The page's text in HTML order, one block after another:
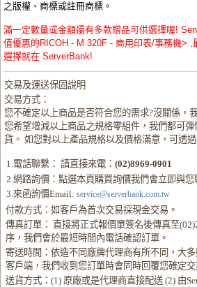
之版權、商標或註冊商標。
滿一定數量或金額還有多款贈品可供選擇喔!
值優惠的RICOH - M 320F - 商用印表/事務機> ,
選擇就在 ServerBank!
交易及運送保固說明
交易方式：
您不確定以上商品是否符合您的需求?沒關係，
您希望增減以上商品之規格零組件，我們都可
貨。 如您對以上產品規格以及價格滿意，可透
1.電話聯繫： 請直接來電：(02)8969-0901
2.網路詢價：點選本頁購買詢價我們會立即與您
3.來函詢價Email: service@serverbank.com.tw
付款方式：如客戶為首次交易採現金交易。
傳真訂單： 直接將正式報價單簽名後傳真至
序，我們會於最短時間內電話確認訂單。
寄送時間：依造不同廠牌代理商有所不同，大
客戶端，我們收到您訂單時會同時回覆您確定交
送貨方式：(1) 原廠或是代理商直接配送 (2) 由